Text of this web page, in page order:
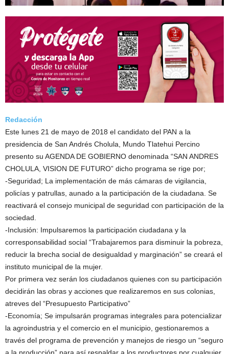
Redacción
Este lunes 21 de mayo de 2018 el candidato del PAN a la
presidencia de San Andrés Cholula, Mundo Tlatehui Percino
presento su AGENDA DE GOBIERNO denominada “SAN ANDRES
CHOLULA, VISION DE FUTURO” dicho programa se rige por;
-Seguridad; La implementación de más cámaras de vigilancia,
policías y patrullas, aunado a la participación de la ciudadana. Se
reactivará el consejo municipal de seguridad con participación de la
sociedad.
-Inclusión: Impulsaremos la participación ciudadana y la
corresponsabilidad social “Trabajaremos para disminuir la pobreza,
reducir la brecha social de desigualdad y marginación” se creará el
instituto municipal de la mujer.
Por primera vez serán los ciudadanos quienes con su participación
decidirán las obras y acciones que realizaremos en sus colonias,
atreves del “Presupuesto Participativo”
-Economía; Se impulsarán programas integrales para potencializar
la agroindustria y el comercio en el municipio, gestionaremos a
través del programa de prevención y manejos de riesgo un “seguro